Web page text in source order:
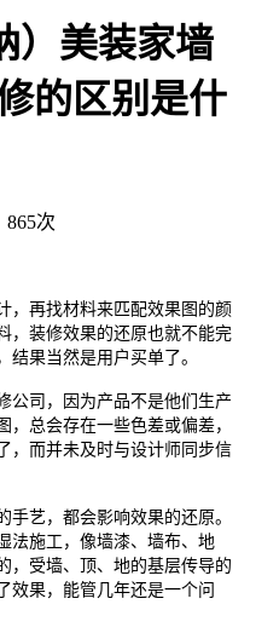
）美装家墙
的区别是什
865次
，再找材料来匹配效果图的颜
，装修效果的还原也就不能完
果当然是用户买单了。
公司，因为产品不是他们生产
总会存在一些色差或偏差，
，而并未及时与设计师同步信
艺，都会影响效果的还原。
法施工，像墙漆、墙布、地
，受墙、顶、地的基层传导的
效果，能管几年还是一个问